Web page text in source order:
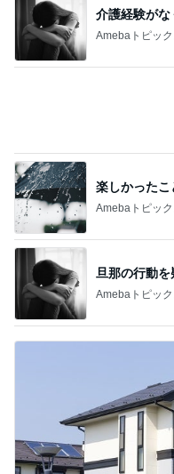
だいた 息子
バターがじ
若乃花 デパ
Amebaトピック